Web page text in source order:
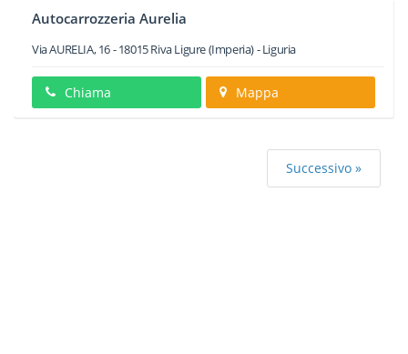
Autocarrozzeria Aurelia
Via AURELIA, 16-18015Riva Ligure(Imperia) -Liguria
Chiama Mappa
Successivo »